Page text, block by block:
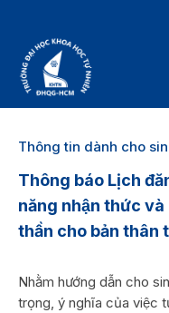
Thông tin dành cho
Thông báo Lịch
năng nhận thức
thần cho bản thân
Nhằm hướng dẫn cho
trọng, ý nghĩa của việc